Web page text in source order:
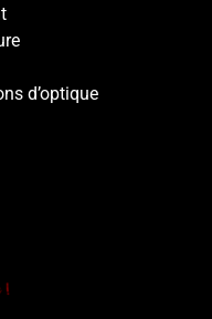
d’optique